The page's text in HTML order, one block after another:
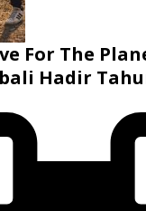
For The
Hadir